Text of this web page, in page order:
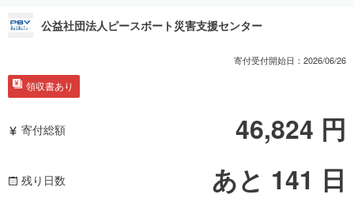
公益社団法人ピースボート災害支援センター
寄付受付開始日： 2026/06/26
領収書あり
寄付総額 46,824 円
残り日数 あと 141 日